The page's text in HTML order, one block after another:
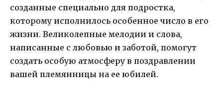
созданные специально для подростка,
которому исполнилось особенное число в его
жизни. Великолепные мелодии и слова,
написанные с любовью и заботой, помогут
создать особую атмосферу в поздравлении
вашей племянницы на ее юбилей.